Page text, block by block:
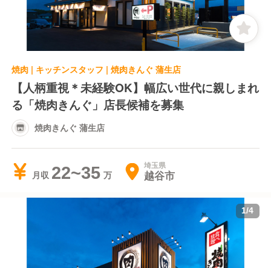
焼肉 | キッチンスタッフ | 焼肉きんぐ 蒲生店
【人柄重視＊未経験OK】幅広い世代に親しまれ
る「焼肉きんぐ」店長候補を募集
焼肉きんぐ 蒲生店
月収 22~35 埼玉県
越谷市
1/4